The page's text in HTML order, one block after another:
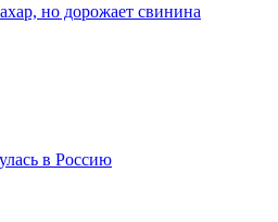
но дорожает свинина
в Россию